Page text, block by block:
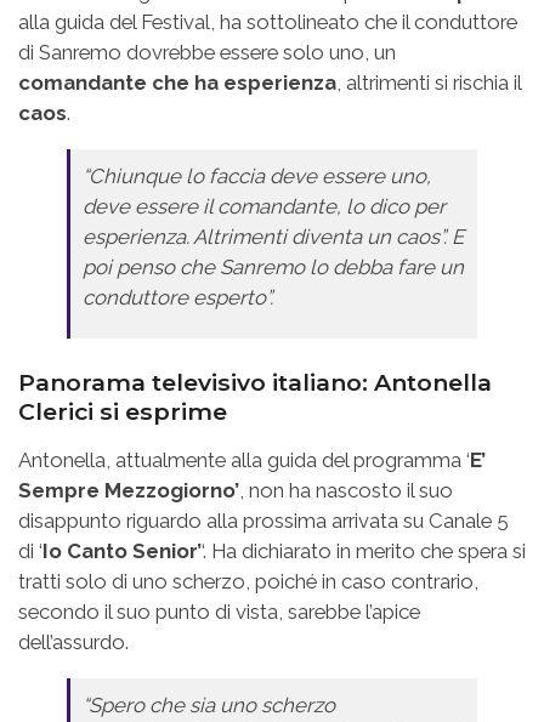
alla guida del Festival, ha sottolineato che il conduttore
di Sanremo dovrebbe essere solo uno, un
comandante che ha esperienza, altrimenti si rischia il
caos.
“Chiunque lo faccia deve essere uno,
deve essere il comandante, lo dico per
esperienza. Altrimenti diventa un caos”. E
poi penso che Sanremo lo debba fare un
conduttore esperto”.
Panorama televisivo italiano: Antonella
Clerici si esprime
Antonella, attualmente alla guida del programma ‘E’
Sempre Mezzogiorno’, non ha nascosto il suo
disappunto riguardo alla prossima arrivata su Canale 5
di ‘Io Canto Senior’‘. Ha dichiarato in merito che spera si
tratti solo di uno scherzo, poiché in caso contrario,
secondo il suo punto di vista, sarebbe l’apice
dell’assurdo.
“Spero che sia uno scherzo